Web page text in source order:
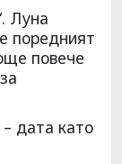
Луна
поредният
повече
дата като